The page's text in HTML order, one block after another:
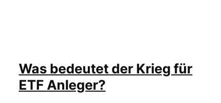
Was bedeutet der Krieg für
ETF Anleger?